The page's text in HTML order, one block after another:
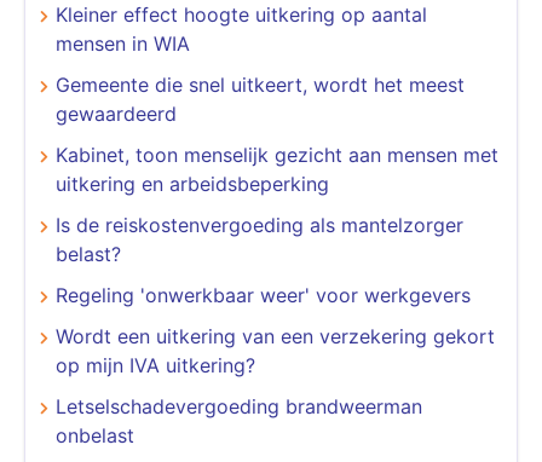
Kleiner effect hoogte uitkering op aantal
mensen in WIA
Gemeente die snel uitkeert, wordt het meest
gewaardeerd
Kabinet, toon menselijk gezicht aan mensen met
uitkering en arbeidsbeperking
Is de reiskostenvergoeding als mantelzorger
belast?
Regeling 'onwerkbaar weer' voor werkgevers
Wordt een uitkering van een verzekering gekort
op mijn IVA uitkering?
Letselschadevergoeding brandweerman
onbelast